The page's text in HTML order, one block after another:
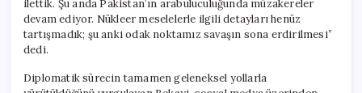
ilettik. Şu anda Pakistan’ın arabuluculuğunda müzakereler
devam ediyor. Nükleer meselelerle ilgili detayları henüz
tartışmadık; şu anki odak noktamız savaşın sona erdirilmesi”
dedi.
Diplomatik sürecin tamamen geleneksel yollarla